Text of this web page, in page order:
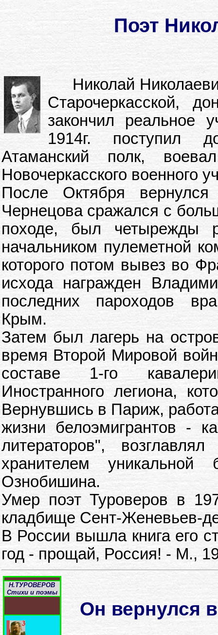
Поэт
Николай
Старочеркасской,
закончил
1914г. поступил
Атаманский полк,
Новочеркасского военного
После Октября
Чернецова сражался с
походе, был четырежды
начальником пулеметной
которого потом вывез во
исхода награжден
последних пароходов
Крым.
Затем был лагерь на
время Второй Мировой
составе 1-го
Иностранного легиона,
Вернувшись в Париж,
жизни белоэмигрантов -
литераторов",
хранителем уникальной
Ознобишина.
Умер поэт Туроверов в
кладбище Сент-Женевьев-
В России вышла книга его
год - прощай, Россия! - М.,
Н.ТУРОВЕРОВ
Стихи и поэмы
Он вернулся